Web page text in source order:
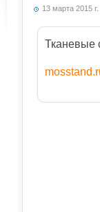
13 марта 2015 г.